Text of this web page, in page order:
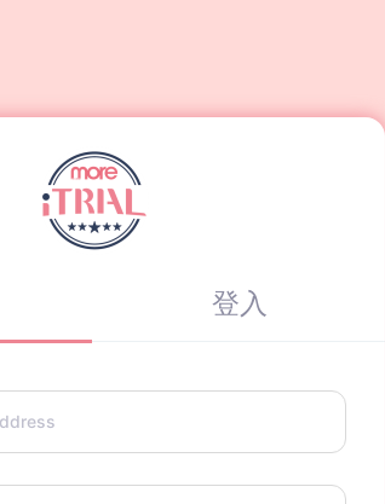
登入